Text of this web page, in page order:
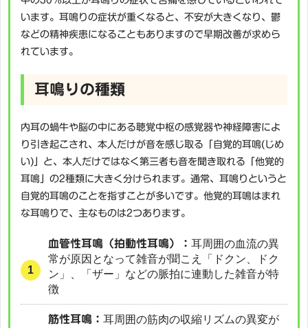
います。耳鳴りの症状が重くなると、不安が大きくなり、鬱
などの精神疾患になることもありますので早期改善が求めら
れています。
耳鳴りの種類
内耳の蝸牛や脳の中にある聴覚中枢の感覚器や神経障害によ
り引き起こされ、本人だけが音を感じ取る「自覚的耳鳴(じめ
い)」と、本人だけではなく第三者も音を聞き取れる「他覚的
耳鳴」の2種類に大きく分けられます。通常、耳鳴りというと
自覚的耳鳴のことを指すことが多いです。他覚的耳鳴はまれ
な耳鳴りで、主なものは2つあります。
血管性耳鳴（拍動性耳鳴）： 耳周囲の血流の異
常が原因となって雑音が聞こえ「ドクン、ドク
ン」、「ザー」などの脈拍に連動した雑音が特
徴
筋性耳鳴： 耳周囲の筋肉の収縮リズムの異変が